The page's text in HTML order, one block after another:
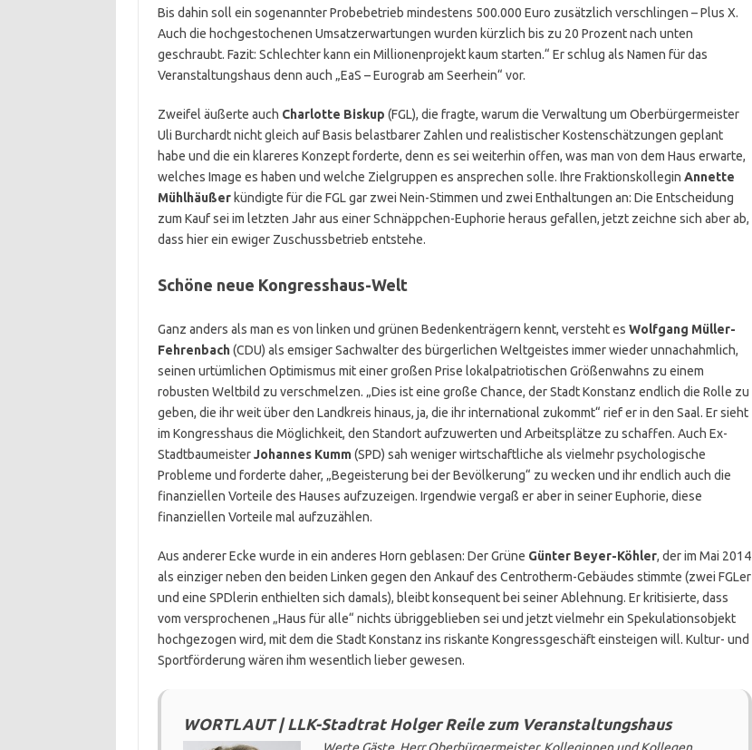
Bis dahin soll ein sogenannter Probebetrieb mindestens 500.000 Euro zusätzlich verschlingen – Plus X.
Auch die hochgestochenen Umsatzerwartungen wurden kürzlich bis zu 20 Prozent nach unten
geschraubt. Fazit: Schlechter kann ein Millionenprojekt kaum starten.“ Er schlug als Namen für das
Veranstaltungshaus denn auch „EaS – Eurograb am Seerhein“ vor.
Zweifel äußerte auch Charlotte Biskup (FGL), die fragte, warum die Verwaltung um Oberbürgermeister
Uli Burchardt nicht gleich auf Basis belastbarer Zahlen und realistischer Kostenschätzungen geplant
habe und die ein klareres Konzept forderte, denn es sei weiterhin offen, was man von dem Haus erwarte,
welches Image es haben und welche Zielgruppen es ansprechen solle. Ihre Fraktionskollegin Annette
Mühlhäußerkündigte für die FGL gar zwei Nein-Stimmen und zwei Enthaltungen an: Die Entscheidung
zum Kauf sei im letzten Jahr aus einer Schnäppchen-Euphorie heraus gefallen, jetzt zeichne sich aber ab,
dass hier ein ewiger Zuschussbetrieb entstehe.
Schöne neue Kongresshaus-Welt
Ganz anders als man es von linken und grünen Bedenkenträgern kennt, versteht es Wolfgang Müller-
Fehrenbach(CDU) als emsiger Sachwalter des bürgerlichen Weltgeistes immer wieder unnachahmlich,
seinen urtümlichen Optimismus mit einer großen Prise lokalpatriotischen Größenwahns zu einem
robusten Weltbild zu verschmelzen. „Dies ist eine große Chance, der Stadt Konstanz endlich die Rolle zu
geben, die ihr weit über den Landkreis hinaus, ja, die ihr international zukommt“ rief er in den Saal. Er sieht
im Kongresshaus die Möglichkeit, den Standort aufzuwerten und Arbeitsplätze zu schaffen. Auch Ex-
StadtbaumeisterJohannes Kumm(SPD) sah weniger wirtschaftliche als vielmehr psychologische
Probleme und forderte daher, „Begeisterung bei der Bevölkerung“ zu wecken und ihr endlich auch die
finanziellen Vorteile des Hauses aufzuzeigen. Irgendwie vergaß er aber in seiner Euphorie, diese
finanziellen Vorteile mal aufzuzählen.
Aus anderer Ecke wurde in ein anderes Horn geblasen: Der Grüne Günter Beyer-Köhler, der im Mai 2014
als einziger neben den beiden Linken gegen den Ankauf des Centrotherm-Gebäudes stimmte (zwei FGLer
und eine SPDlerin enthielten sich damals), bleibt konsequent bei seiner Ablehnung. Er kritisierte, dass
vom versprochenen „Haus für alle“ nichts übriggeblieben sei und jetzt vielmehr ein Spekulationsobjekt
hochgezogen wird, mit dem die Stadt Konstanz ins riskante Kongressgeschäft einsteigen will. Kultur- und
Sportförderung wären ihm wesentlich lieber gewesen.
WORTLAUT | LLK-Stadtrat Holger Reile zum Veranstaltungshaus